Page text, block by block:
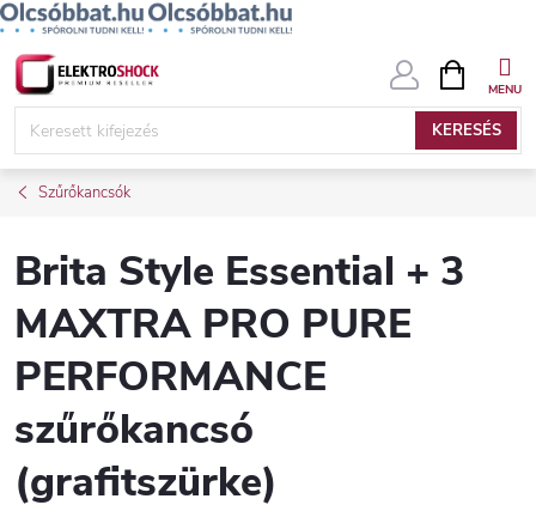
Ugrás
KERESÉS
KOSÁR
Szűrőkancsók
Brita Style Essential + 3
MAXTRA PRO PURE
PERFORMANCE
szűrőkancsó
(grafitszürke)